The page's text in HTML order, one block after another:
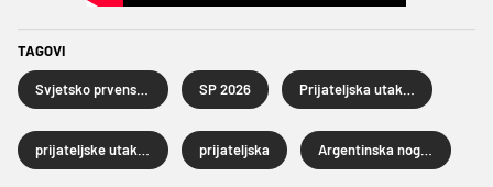
TAGOVI
SP 2026
prijateljska